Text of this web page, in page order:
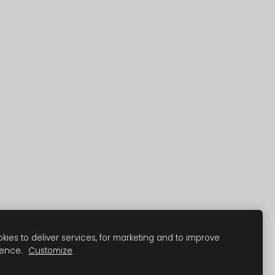
to deliver services, for marketing and to improve
Customize